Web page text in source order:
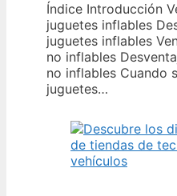
Índice Introducción
juguetes inflables
juguetes inflables
no inflables
no inflables Cuando
juguetes…